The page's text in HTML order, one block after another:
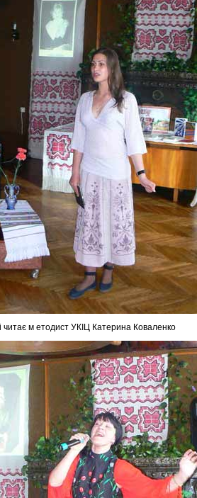
читає м етодист УКІЦ Катерина Коваленко